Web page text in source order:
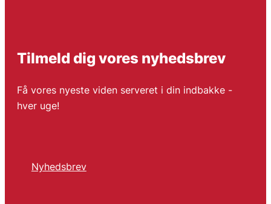
Tilmeld dig vores nyhedsbrev
Få vores nyeste viden serveret i din indbakke -
hver uge!
Nyhedsbrev